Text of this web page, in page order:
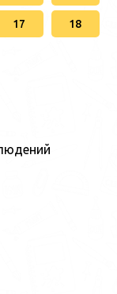
17 18